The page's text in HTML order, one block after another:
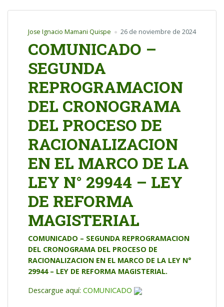
Jose Ignacio Mamani Quispe 26 de noviembre de 2024
COMUNICADO –
SEGUNDA
REPROGRAMACION
DEL CRONOGRAMA
DEL PROCESO DE
RACIONALIZACION
EN EL MARCO DE LA
LEY N° 29944 – LEY
DE REFORMA
MAGISTERIAL
COMUNICADO – SEGUNDA REPROGRAMACION
DEL CRONOGRAMA DEL PROCESO DE
RACIONALIZACION EN EL MARCO DE LA LEY N°
29944 – LEY DE REFORMA MAGISTERIAL.
Descargue aquí: COMUNICADO